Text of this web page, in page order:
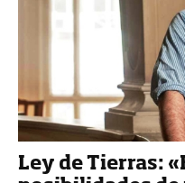
Ley de Tierras: